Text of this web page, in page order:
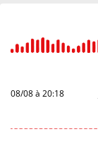
08/08 à 20:18